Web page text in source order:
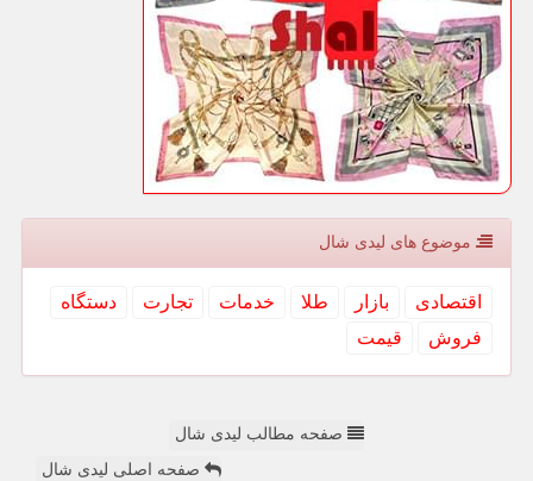
موضوع های لیدی شال
اقتصادی بازار طلا خدمات تجارت
دستگاه
فروش
قیمت
صفحه مطالب لیدی شال
صفحه اصلی لیدی شال